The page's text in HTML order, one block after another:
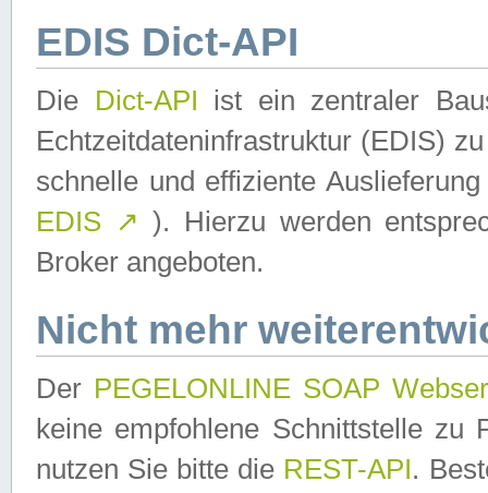
EDIS Dict-API
Die Dict-API ist ein zentraler
Echtzeitdateninfrastruktur (EDIS)
schnelle und effiziente
EDIS ↗ ). Hierzu werden
Broker angeboten.
Nicht mehr
Der PEGELONLINE SOAP
keine empfohlene Schnittstelle zu
nutzen Sie bitte die REST-API.